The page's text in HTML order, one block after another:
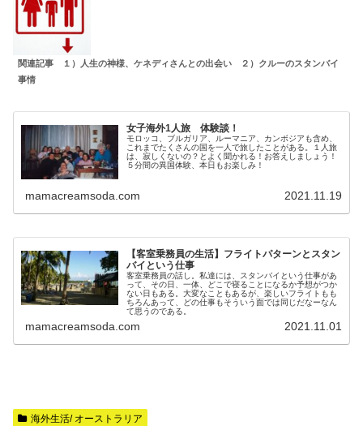
関連記事 １）人生の神様、ケネディさんとの出会い ２）クルーのスタンバイ
事情
女子海外1人旅 体験談！
モロッコ、ブルガリア、ルーマニア、カンボジアも含め、
これまでたくさんの国を一人で旅したことがある。１人旅
は、寂しくないの？とよく聞かれる！お答えしましょう！
５分間の異国体験、本日もお楽しみ！
mamacreamsoda.com 2021.11.19
【客室乗務員の生活】フライトパターンとスタン
バイという仕事
客室乗務員の話し。私達には、スタンバイという仕事があ
って、その日、一体、どこで寝ることになるか予想がつか
ない日もある。大変なこともあるが、楽しいフライトもも
ちろんあって、どの仕事もそういう面では同じだなーなん
て思うのである。
mamacreamsoda.com 2021.11.01
海外生活/ オーストラリア